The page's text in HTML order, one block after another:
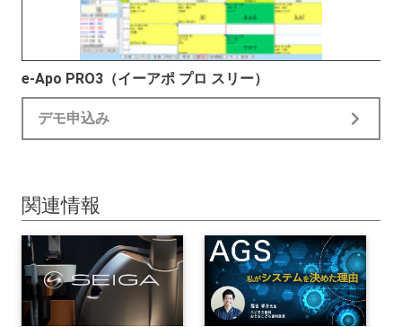
e-Apo PRO3（イーアポ プロ スリー）
デモ申込み
関連情報